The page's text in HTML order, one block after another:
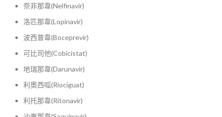
奈非那韋(Nelfinavir)
洛匹那韋(Lopinavir)
波西普韋(Boceprevir)
可比司他(Cobicistat)
地瑞那韋(Darunavir)
利奧西呱(Riociguat)
利托那韋(Ritonavir)